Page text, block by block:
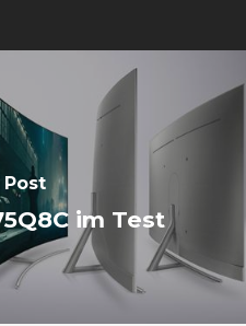
Post
im Test